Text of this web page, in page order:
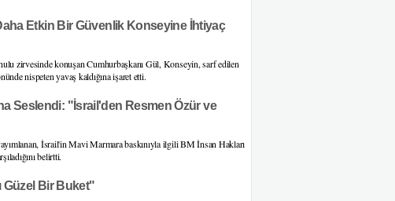
Etkin Bir Güvenlik Konseyine İhtiyaç
zirvesinde konuşan Cumhurbaşkanı Gül, Konseyin, sarf edilen
nispeten yavaş kaldığına işaret etti.
Seslendi: "İsrail'den Resmen Özür ve
İsrail'in Mavi Marmara baskınıyla ilgili BM İnsan Hakları
belirtti.
Güzel Bir Buket"